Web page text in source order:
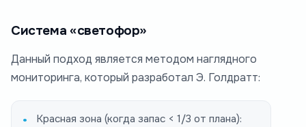
Система «светофор»
Данный подход является методом наглядного
мониторинга, который разработал Э. Голдратт:
Красная зона (когда запас < 1/3 от плана):